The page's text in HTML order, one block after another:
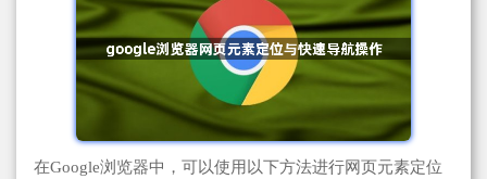
在Google浏览器中，可以使用以下方法进行网页元素定位